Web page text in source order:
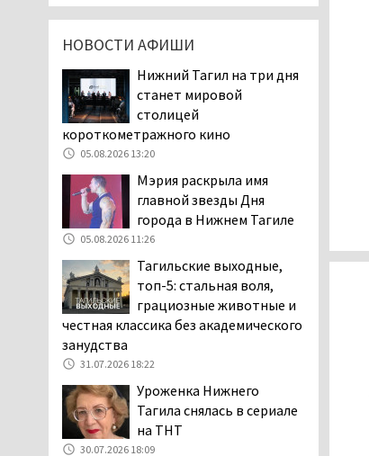
На фоне острой нехватки
Тагиле растёт
подростковая преступность
04.08.2026 14:58
Нижний Тагил — лидер по
выявленным нарушениям
при утилизации
строительного мусора
04.08.2026 13:45
Как достать соседа-
полицейского. В Нижнем
Тагиле жильцы частного
сектора ведут между собой
затяжную, бессмысленную и
беспощадную «психологическую
войну»
04.08.2026 12:30
В Нижнем Тагиле после
вмешательства
прокуратуры четыре
многоквартирных дома признаны
НОВОСТИ АФИШИ
Нижний Тагил на три дня
станет мировой
столицей
короткометражного кино
05.08.2026 13:20
Мэрия раскрыла имя
главной звезды Дня
города в Нижнем Тагиле
05.08.2026 11:26
Тагильские выходные,
топ-5: стальная воля,
грациозные животные и
честная классика без академического
занудства
31.07.2026 18:22
Уроженка Нижнего
Тагила снялась в сериале
на ТНТ
30.07.2026 18:09